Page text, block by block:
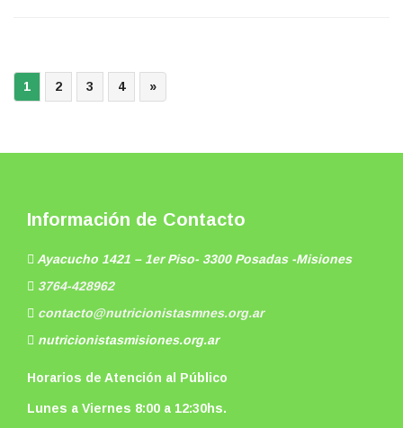
1 2 3 4 »
Información de Contacto
Ayacucho 1421 – 1er Piso- 3300 Posadas -Misiones
3764-428962
contacto@nutricionistasmnes.org.ar
nutricionistasmisiones.org.ar
Horarios de Atención al Público
Lunes a Viernes 8:00 a 12:30hs.